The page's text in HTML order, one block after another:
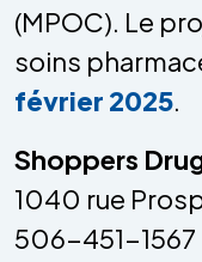
(MPOC). Le
soins
février 2025.
Shoppers
1040 rue
506-451-1567